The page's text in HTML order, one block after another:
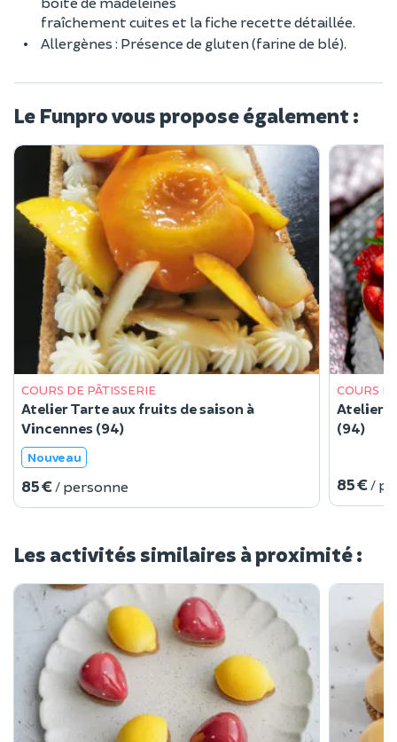
fraîchement cuites et la fiche recette détaillée.
Allergènes : Présence de gluten (farine de blé).
Le Funpro vous propose également :
COURS DE PÂTISSERIE
Atelier Tarte aux fruits de saison à
Vincennes (94)
Nouveau
85 € / personne
COURS
Atelier
(94)
85 € /
Les activités similaires à proximité :